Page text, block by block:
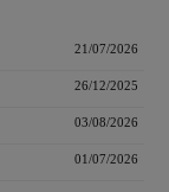
21/07/2026
26/12/2025
03/08/2026
01/07/2026